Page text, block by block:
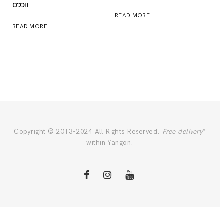
တာ။
READ MORE
READ MORE
Copyright © 2013-2024 All Rights Reserved. Free delivery*
within Yangon.